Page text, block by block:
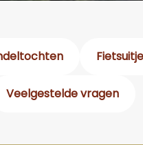
Veelgestelde vragen